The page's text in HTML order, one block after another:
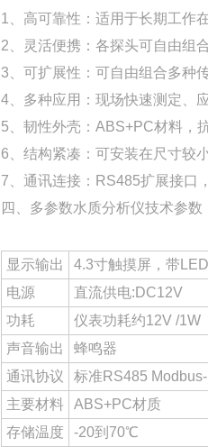
1、高可靠性：适用于长期工作
2、灵活便携：各探头可自由组
3、可扩展性：可自由组合多种传
4、多种应用：现场快速测定、
5、韧性外壳：ABS+PC材料，
6、结构紧凑：可安装在尺寸较
7、通讯连接：RS485扩展接口
四、多参数水质分析仪技术参数
显示输出
4.3寸触摸屏，带
电源
直流供电:DC12V
功耗
仪表功耗约12V /1W
声音输出
蜂鸣器
通讯协议
标准RS485
主要材料
ABS+PC材质
存储温度
-20到70℃